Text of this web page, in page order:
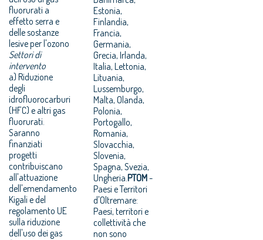
fluorurati a
effetto serra e
delle sostanze
lesive per l'ozono
Settori di
intervento
a) Riduzione
degli
idrofluorocarburi
(HFC) e altri gas
fluorurati.
Saranno
finanziati
progetti
contribuiscano
all'attuazione
dell'emendamento
Kigali e del
regolamento UE
sulla riduzione
dell'uso dei gas
Estonia,
Finlandia,
Francia,
Germania,
Grecia, Irlanda,
Italia, Lettonia,
Lituania,
Lussemburgo,
Malta, Olanda,
Polonia,
Portogallo,
Romania,
Slovacchia,
Slovenia,
Spagna, Svezia,
Ungheria.PTOM-
Paesi e Territori
d'Oltremare:
Paesi, territori e
collettività che
non sono